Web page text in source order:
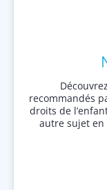
recommandés
droits de
autre sujet en